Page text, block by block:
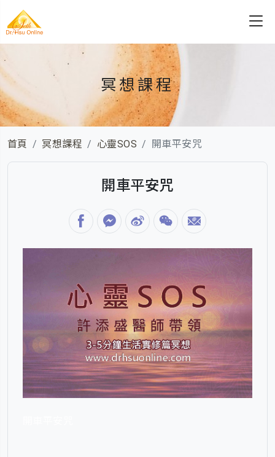
冥想課程
首頁 冥想課程 心靈SOS 開車平安咒
開車平安咒